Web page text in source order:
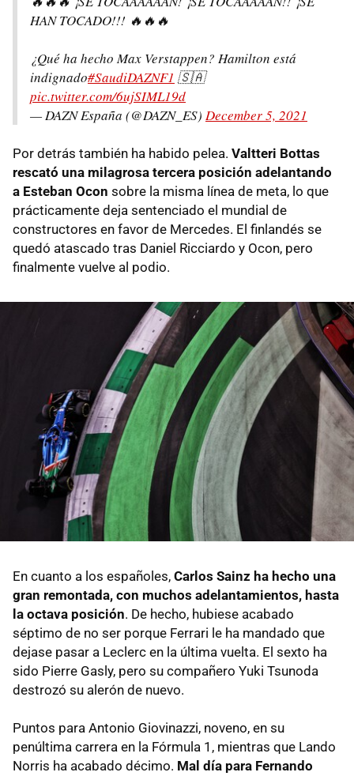
HAN TOCADO!!! 🔥🔥🔥
¿Qué ha hecho Max Verstappen? Hamilton está
indignado#SaudiDAZNF1 🇸🇦
pic.twitter.com/6ujSIML19d
— DAZN España (@DAZN_ES) December 5, 2021
Por detrás también ha habido pelea. Valtteri Bottas
rescató una milagrosa tercera posición adelantando
a Esteban Ocon sobre la misma línea de meta, lo que
prácticamente deja sentenciado el mundial de
constructores en favor de Mercedes. El finlandés se
quedó atascado tras Daniel Ricciardo y Ocon, pero
finalmente vuelve al podio.
En cuanto a los españoles, Carlos Sainz ha hecho una
gran remontada, con muchos adelantamientos, hasta
la octava posición. De hecho, hubiese acabado
séptimo de no ser porque Ferrari le ha mandado que
dejase pasar a Leclerc en la última vuelta. El sexto ha
sido Pierre Gasly, pero su compañero Yuki Tsunoda
destrozó su alerón de nuevo.
Puntos para Antonio Giovinazzi, noveno, en su
penúltima carrera en la Fórmula 1, mientras que Lando
Norris ha acabado décimo. Mal día para Fernando